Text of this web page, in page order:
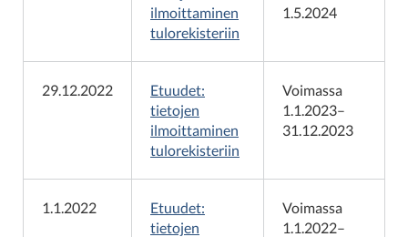
ilmoittaminen
tulorekisteriin
1.5.2024
29.12.2022
Etuudet:
tietojen
ilmoittaminen
tulorekisteriin
Voimassa
1.1.2023–
31.12.2023
1.1.2022
Etuudet:
tietojen
Voimassa
1.1.2022–